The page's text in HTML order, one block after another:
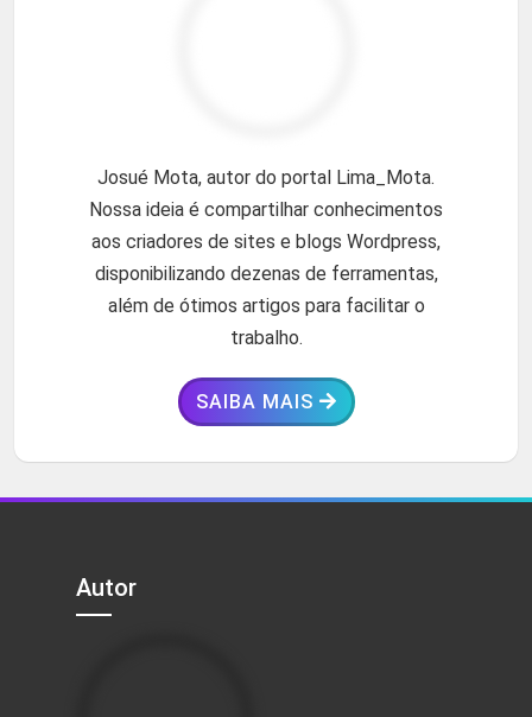
Josué Mota, autor do portal Lima_Mota.
Nossa ideia é compartilhar conhecimentos
aos criadores de sites e blogs Wordpress,
disponibilizando dezenas de ferramentas,
além de ótimos artigos para facilitar o
trabalho.
SAIBA MAIS
Autor